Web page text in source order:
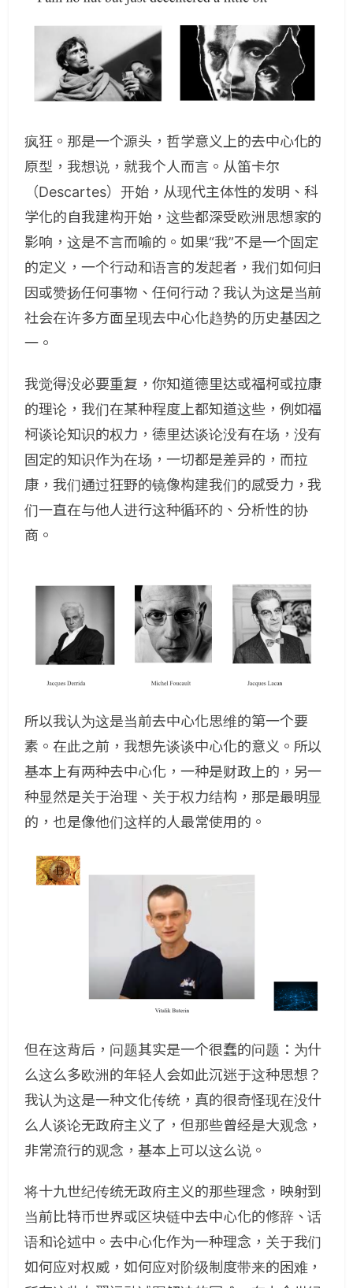
疯狂。那是一个源头，哲学意义上的去中心化的
原型，我想说，就我个人而言。从笛卡尔
（Descartes）开始，从现代主体性的发明、科
学化的自我建构开始，这些都深受欧洲思想家的
影响，这是不言而喻的。如果“我”不是一个固定
的定义，一个行动和语言的发起者，我们如何归
因或赞扬任何事物、任何行动？我认为这是当前
社会在许多方面呈现去中心化趋势的历史基因之
一。
我觉得没必要重复，你知道德里达或福柯或拉康
的理论，我们在某种程度上都知道这些，例如福
柯谈论知识的权力，德里达谈论没有在场，没有
固定的知识作为在场，一切都是差异的，而拉
康，我们通过狂野的镜像构建我们的感受力，我
们一直在与他人进行这种循环的、分析性的协
商。
所以我认为这是当前去中心化思维的第一个要
素。在此之前，我想先谈谈中心化的意义。所以
基本上有两种去中心化，一种是财政上的，另一
种显然是关于治理、关于权力结构，那是最明显
的，也是像他们这样的人最常使用的。
但在这背后，问题其实是一个很蠢的问题：为什
么这么多欧洲的年轻人会如此沉迷于这种思想？
我认为这是一种文化传统，真的很奇怪现在没什
么人谈论无政府主义了，但那些曾经是大观念，
非常流行的观念，基本上可以这么说。
将十九世纪传统无政府主义的那些理念，映射到
当前比特币世界或区块链中去中心化的修辞、话
语和论述中。去中心化作为一种理念，关于我们
如何应对权威，如何应对阶级制度带来的困难，